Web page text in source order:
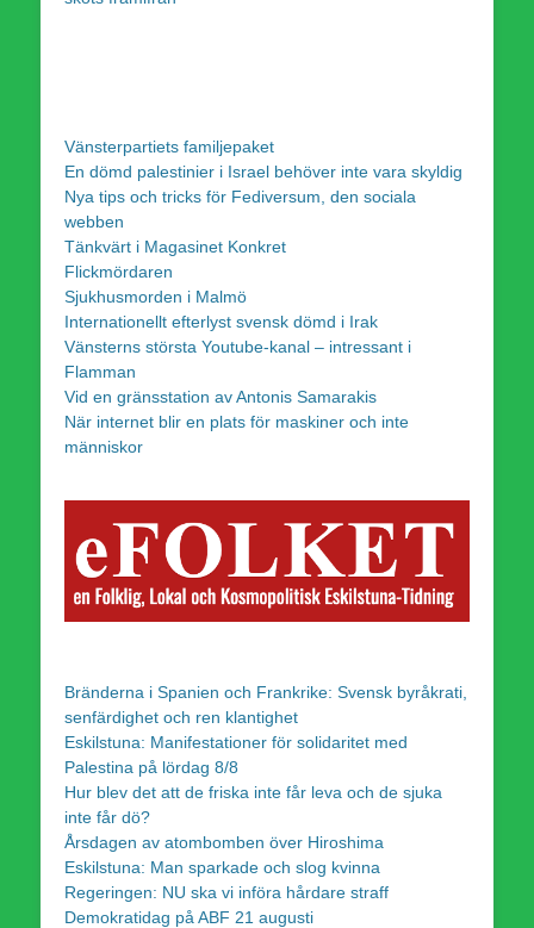
Vänsterpartiets familjepaket
En dömd palestinier i Israel behöver inte vara skyldig
Nya tips och tricks för Fediversum, den sociala
webben
Tänkvärt i Magasinet Konkret
Flickmördaren
Sjukhusmorden i Malmö
Internationellt efterlyst svensk dömd i Irak
Vänsterns största Youtube-kanal – intressant i
Flamman
Vid en gränsstation av Antonis Samarakis
När internet blir en plats för maskiner och inte
människor
Bränderna i Spanien och Frankrike: Svensk byråkrati,
senfärdighet och ren klantighet
Eskilstuna: Manifestationer för solidaritet med
Palestina på lördag 8/8
Hur blev det att de friska inte får leva och de sjuka
inte får dö?
Årsdagen av atombomben över Hiroshima
Eskilstuna: Man sparkade och slog kvinna
Regeringen: NU ska vi införa hårdare straff
Demokratidag på ABF 21 augusti